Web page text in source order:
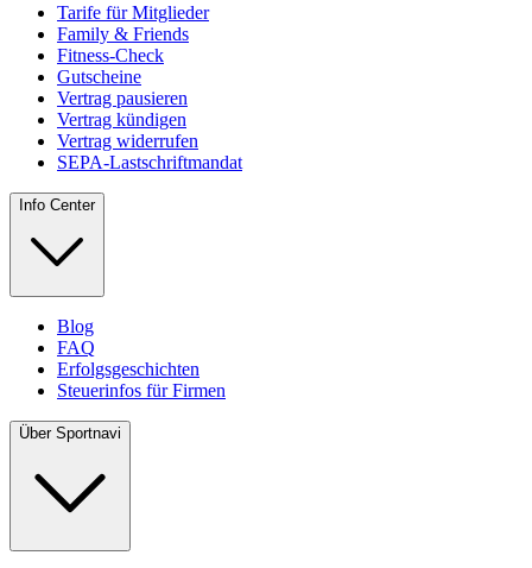
Tarife für Mitglieder
Family & Friends
Fitness-Check
Gutscheine
Vertrag pausieren
Vertrag kündigen
Vertrag widerrufen
SEPA-Lastschriftmandat
Info Center
Blog
FAQ
Erfolgsgeschichten
Steuerinfos für Firmen
Über Sportnavi